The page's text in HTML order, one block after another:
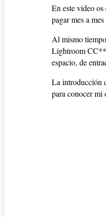
En este vídeo
pagar mes a
Al mismo tiempo
Lightroom CC**.
espacio, de
La introducción
para conocer mi